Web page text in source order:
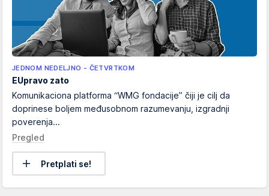
JEDNOM NEDELJNO - ČETVRTKOM
EUpravo zato
Komunikaciona platforma “WMG fondacije” čiji je cilj da
doprinese boljem međusobnom razumevanju, izgradnji
poverenja...
Pregled
Pretplati se!